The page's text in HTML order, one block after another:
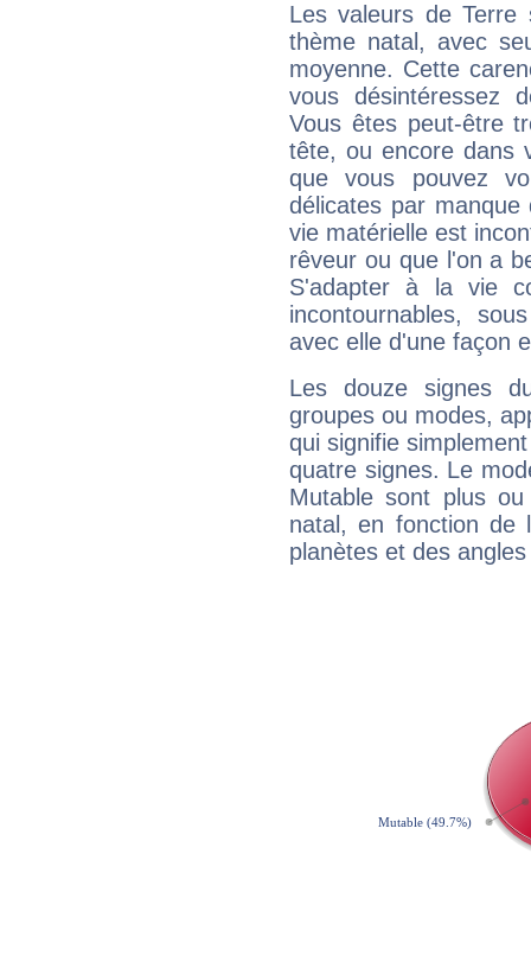
Les valeurs de Terre
thème natal, avec
moyenne. Cette
vous désintéressez
Vous êtes peut-être
tête, ou encore dans
que vous pouvez
délicates par
vie matérielle est
rêveur ou que l'on a
S'adapter à la vie
incontournables,
avec elle d'une façon
Les douze signes
groupes ou modes,
qui signifie
quatre signes. Le
Mutable sont plus
natal, en fonction de
planètes et des